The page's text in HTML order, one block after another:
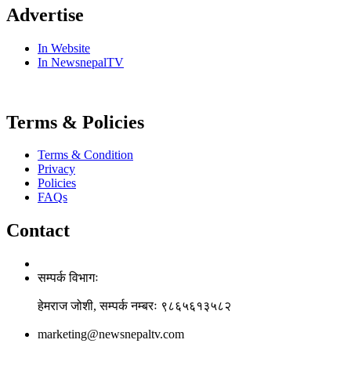
Advertise
In Website
In NewsnepalTV
Terms & Policies
Terms & Condition
Privacy
Policies
FAQs
Contact
सम्पर्क विभागः
हेमराज जोशी, सम्पर्क नम्बरः ९८६५६१३५८२
marketing@newsnepaltv.com